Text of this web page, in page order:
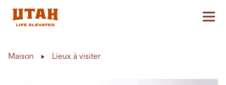
Maison Lieux à visiter